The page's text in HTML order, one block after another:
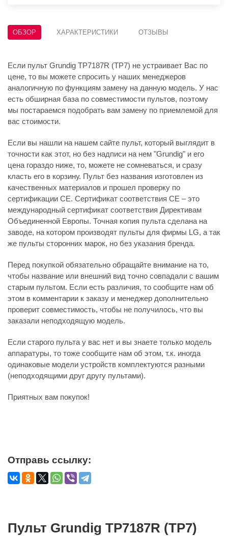
ОБЗОР ХАРАКТЕРИСТИКИ ОТЗЫВЫ
Если пульт Grundig TP7187R (TP7) не устраивает Вас по
цене, то вы можете спросить у наших менеджеров
аналогичную по функциям замену на данную модель. У нас
есть обширная база по совместимости пультов, поэтому
мы постараемся подобрать вам замену по приемлемой для
вас стоимости.
Если вы нашли на нашем сайте пульт, который выглядит в
точности как этот, но без надписи на нем "Grundig" и его
цена гораздо ниже, то, можете не сомневаться, и сразу
класть его в корзину. Пульт без названия изготовлен из
качественных материалов и прошел проверку по
сертификации CE. Сертификат соответствия СЕ – это
международный сертификат соответствия Директивам
Объединенной Европы. Точная копия пульта сделана на
заводе, на котором производят пульты для фирмы LG, а так
же пульты сторонних марок, но без указания бренда.
Перед покупкой обязательно обращайте внимание на то,
чтобы название или внешний вид точно совпадали с вашим
старым пультом. Если есть различия, то сообщите нам об
этом в комментарии к заказу и менеджер дополнительно
проверит совместимость, чтобы не получилось, что вы
заказали неподходящую модель.
Если старого пульта у вас нет и вы знаете только модель
аппаратуры, то тоже сообщите нам об этом, т.к. иногда
одинаковые модели устройств комплектуются разными
(неподходящими друг другу пультами).
Приятных вам покупок!
Отправь ссылку:
Пульт Grundig TP7187R (TP7)